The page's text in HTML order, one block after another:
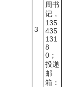
3
周书
记，
135
435
131
8
0；
投递
邮
箱：